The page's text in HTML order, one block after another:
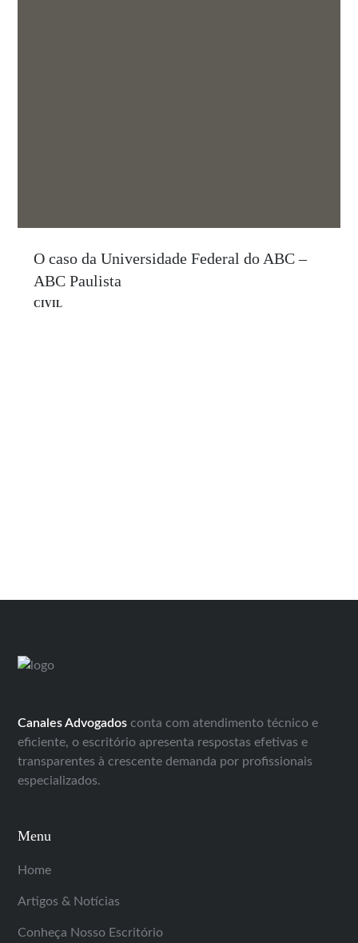
O caso da Universidade Federal do ABC –
ABC Paulista
CIVIL
Canales Advogados conta com atendimento técnico e
eficiente, o escritório apresenta respostas efetivas e
transparentes à crescente demanda por profissionais
especializados.
Menu
Home
Artigos & Notícias
Conheça Nosso Escritório